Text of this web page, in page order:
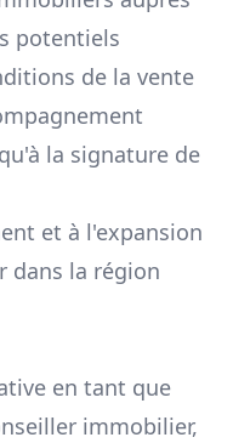
potentiels
de la vente
la signature de
et à l'expansion
dans la région
en tant que
immobilier,